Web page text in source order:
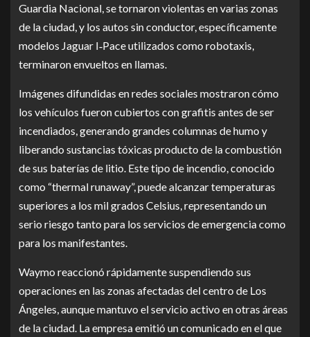
Guardia Nacional, se tornaron violentas en varias zonas
de la ciudad, y los autos sin conductor, específicamente
modelos Jaguar I‑Pace utilizados como robotaxis,
terminaron envueltos en llamas.
Imágenes difundidas en redes sociales mostraron cómo
los vehículos fueron cubiertos con grafitis antes de ser
incendiados, generando grandes columnas de humo y
liberando sustancias tóxicas producto de la combustión
de sus baterías de litio. Este tipo de incendio, conocido
como “thermal runaway”, puede alcanzar temperaturas
superiores a los mil grados Celsius, representando un
serio riesgo tanto para los servicios de emergencia como
para los manifestantes.
Waymo reaccionó rápidamente suspendiendo sus
operaciones en las zonas afectadas del centro de Los
Ángeles, aunque mantuvo el servicio activo en otras áreas
de la ciudad. La empresa emitió un comunicado en el que